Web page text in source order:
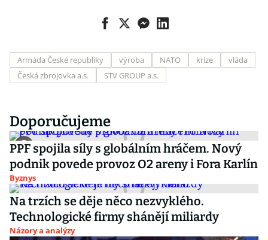
Armáda České republiky výroba NATO krize
vláda
Česká zbrojovka a.s.
STV GROUP a.s.
Doporučujeme
PPF spojila síly s globálním hráčem. Nový
podnik povede provoz O2 areny i Fora Karlín
Byznys
Na trzích se děje něco nezvyklého.
Technologické firmy shánějí miliardy
Názory a analýzy